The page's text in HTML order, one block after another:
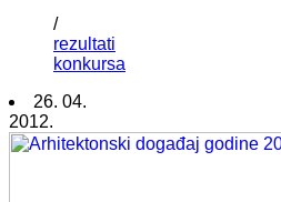
/
rezultati
konkursa
26. 04.
2012.